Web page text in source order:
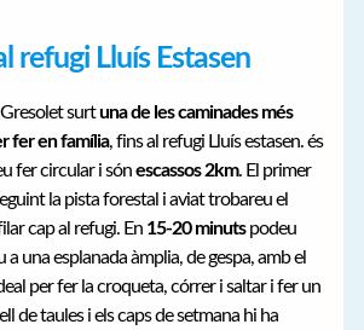
refugi Lluís Estasen
surtuna de les caminades més
fer en família, fins al refugi Lluís estasen. és
fer circular i sónescassos 2km. El primer
la pista forestal i aviat trobareu el
cap al refugi. En 15-20 minutspodeu
una esplanada àmplia, de gespa, amb el
per fer la croqueta, córrer i saltar i fer un
de taules i els caps de setmana hi ha